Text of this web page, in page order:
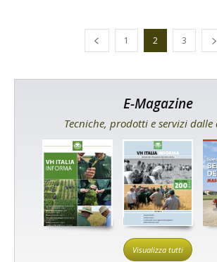
1 2 3
E-Magazine
Tecniche, prodotti e servizi dalle
Visualizza tutti